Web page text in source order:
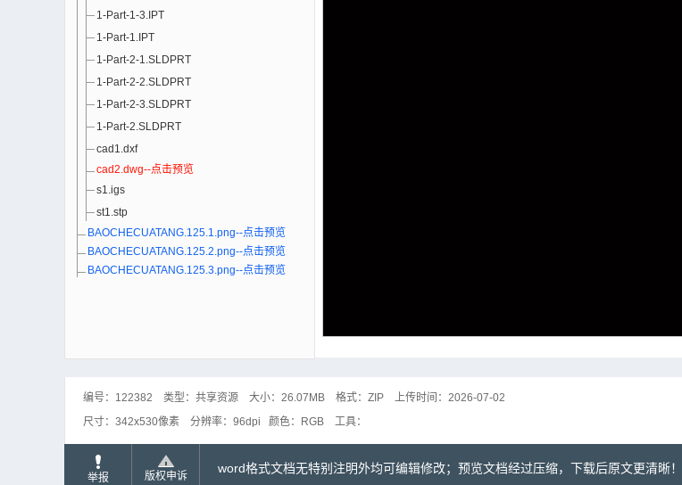
1-Part-1-3.IPT
1-Part-1.IPT
1-Part-2-1.SLDPRT
1-Part-2-2.SLDPRT
1-Part-2-3.SLDPRT
1-Part-2.SLDPRT
cad1.dxf
cad2.dwg--点击预览
s1.igs
st1.stp
BAOCHECUATANG.125.1.png--点击预览
BAOCHECUATANG.125.2.png--点击预览
BAOCHECUATANG.125.3.png--点击预览
编号： 122382 类型： 共享资源 大小： 26.07MB 格式： ZIP 上传时间： 2026-07-02
尺寸： 342x530像素 分辨率： 96dpi 颜色： RGB 工具：
举报 版权申诉
word格式文档无特别注明外均可编辑修改；预览文档经过压缩，下载后原文更清晰！